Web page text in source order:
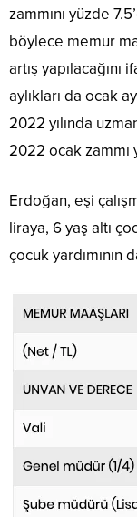
zammını yüzde
böylece memur
artış
aylıkları da ocak
2022 yılında
2022 ocak zammı
Erdoğan, eşi
liraya, 6 yaş altı
çocuk yardımının